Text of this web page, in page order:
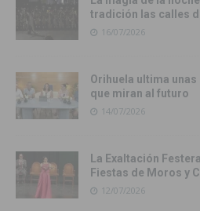
tradición las calles
16/07/2026
Orihuela ultima
que miran al futuro
14/07/2026
La Exaltación
Fiestas de Moros y
12/07/2026